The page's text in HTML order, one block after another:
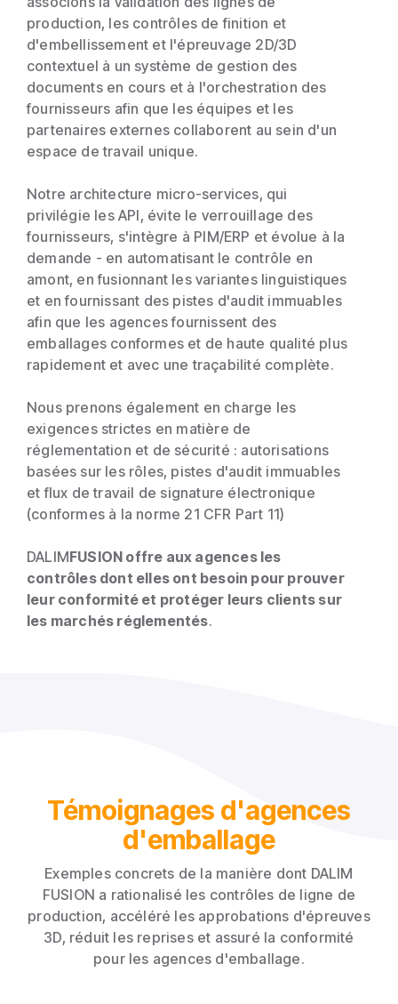
production, les contrôles de finition et
d'embellissement et l'épreuvage 2D/3D
contextuel à un système de gestion des
documents en cours et à l'orchestration des
fournisseurs afin que les équipes et les
partenaires externes collaborent au sein d'un
espace de travail unique.
Notre architecture micro-services, qui
privilégie les API, évite le verrouillage des
fournisseurs, s'intègre à PIM/ERP et évolue à la
demande - en automatisant le contrôle en
amont, en fusionnant les variantes linguistiques
et en fournissant des pistes d'audit immuables
afin que les agences fournissent des
emballages conformes et de haute qualité plus
rapidement et avec une traçabilité complète.
Nous prenons également en charge les
exigences strictes en matière de
réglementation et de sécurité : autorisations
basées sur les rôles, pistes d'audit immuables
et flux de travail de signature électronique
(conformes à la norme 21 CFR Part 11)
DALIMFUSION offre aux agences les
contrôles dont elles ont besoin pour prouver
leur conformité et protéger leurs clients sur
les marchés réglementés.
Témoignages d'agences
d'emballage
Exemples concrets de la manière dont DALIM
FUSION a rationalisé les contrôles de ligne de
production, accéléré les approbations d'épreuves
3D, réduit les reprises et assuré la conformité
pour les agences d'emballage.